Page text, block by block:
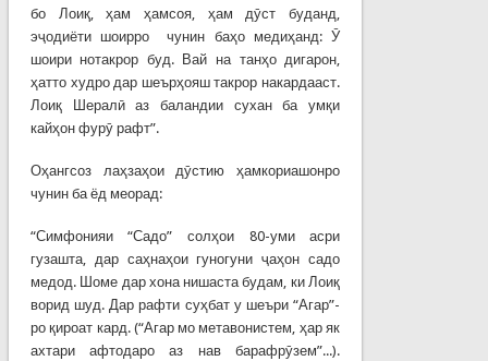
бо Лоиқ, ҳам ҳамсоя, ҳам дӯст буданд,
эҷодиёти шоирро чунин баҳо медиҳанд: Ӯ
шоири нотакрор буд. Вай на танҳо дигарон,
ҳатто худро дар шеърҳояш такрор накардааст.
Лоиқ Шералӣ аз баландии сухан ба умқи
кайҳон фурӯ рафт”.
Оҳангсоз лаҳзаҳои дӯстию ҳамкориашонро
чунин ба ёд меорад:
“Симфонияи “Садо” солҳои 80-уми асри
гузашта, дар саҳнаҳои гуногуни ҷаҳон садо
медод. Шоме дар хона нишаста будам, ки Лоиқ
ворид шуд. Дар рафти суҳбат у шеъри “Агар”-
ро қироат кард. (“Агар мо метавонистем, ҳар як
ахтари афтодаро аз нав барафрӯзем”...).